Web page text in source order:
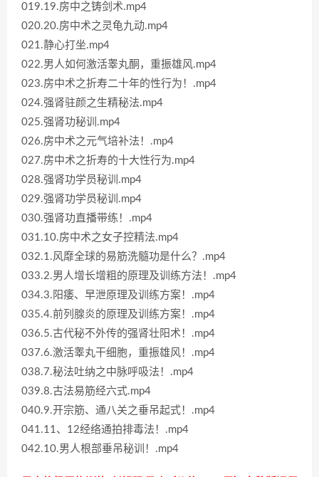
019.19.房中之铸剑术.mp4
020.20.房中术之灵龟九动.mp4
021.静心打坐.mp4
022.男人如何激活睾丸酮，重振雄风.mp4
023.房中术之折寿二十年的性行为！.mp4
024.强肾驻颜之生精秘法.mp4
025.强肾功秘训.mp4
026.房中术之元气培补法！.mp4
027.房中术之折寿的十大性行为.mp4
028.强肾功学员秘训.mp4
029.强肾功学员秘训.mp4
030.强肾功直播带练！.mp4
031.10.房中术之女子控精法.mp4
032.1.风靡全球的易筋洗髓功是什么？.mp4
033.2.男人增长增粗的原理及训练方法！.mp4
034.3.阳痿、早泄原理及训练方案！.mp4
035.4.前列腺炎的原理及训练方案！.mp4
036.5.古代秘不外传的强肾壮阳术！.mp4
037.6.激活睾丸干细胞，重振雄风！.mp4
038.7.秘法吐纳之中脉呼吸法！.mp4
039.8.古法易筋经六式.mp4
040.9.开宗筋、通八关之垂吊起式！.mp4
041.11、12经络通拍排毒法！.mp4
042.10.男人根部垂吊秘训！.mp4